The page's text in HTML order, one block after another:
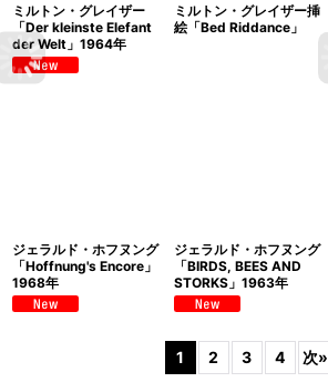
ミルトン・グレイザー
「Der kleinste Elefant
der Welt」1964年
ミルトン・グレイザー挿
絵「Bed Riddance」
ジェラルド・ホフヌング
「Hoffnung's Encore」
1968年
ジェラルド・ホフヌング
「BIRDS, BEES AND
STORKS」1963年
1 2 3 4 次»